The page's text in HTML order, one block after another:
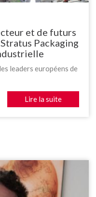
et de futurs
Packaging
leaders européens de
Lire la suite